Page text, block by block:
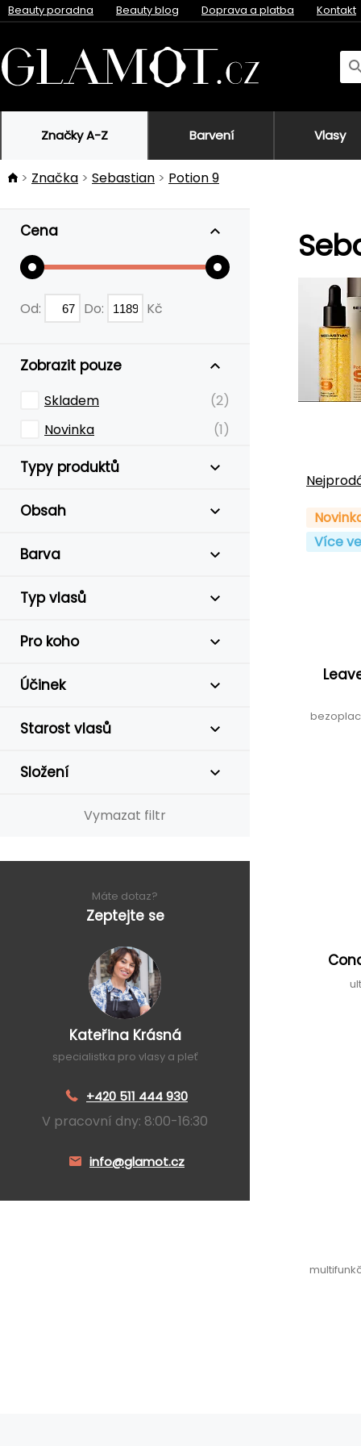
Beauty poradna Beauty blog Doprava a platba Kontakt
Značky A-Z Barvení Vlasy
Značka Sebastian Potion 9
Cena
Od: Do: Kč
Zobrazit pouze
Skladem
(2)
Novinka
(1)
Typy produktů
Obsah
Barva
Typ vlasů
Pro koho
Účinek
Starost vlasů
Složení
Vymazat filtr
Máte dotaz?
Zeptejte se
Kateřina Krásná
specialistka pro vlasy a pleť
+420 511 444 930
V pracovní dny: 8:00-16:30
info@glamot.cz
Více